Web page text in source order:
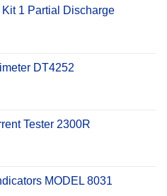
1 Partial Discharge
DT4252
Tester 2300R
MODEL 8031